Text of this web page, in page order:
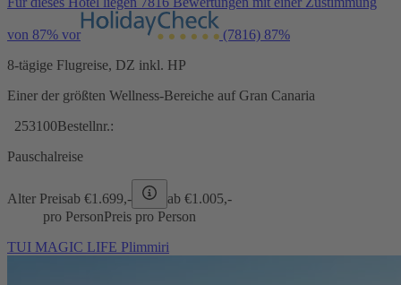
von 87% vor (7816) 87%
8-tägige Flugreise, DZ inkl. HP
Einer der größten Wellness-Bereiche auf Gran Canaria
253100Bestellnr.:
Pauschalreise
Alter Preisab €1.699,- ab €1.005,-
pro PersonPreis pro Person
TUI MAGIC LIFE Plimmiri